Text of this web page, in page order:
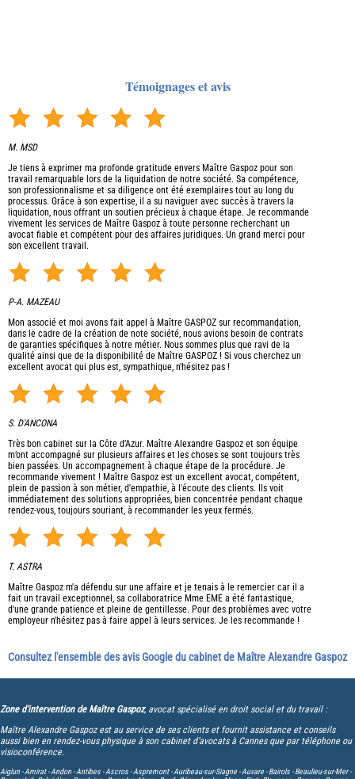
Témoignages et avis
M. MSD
Je tiens à exprimer ma profonde gratitude envers Maître Gaspoz pour son
travail remarquable lors de la liquidation de notre société. Sa compétence,
son professionnalisme et sa diligence ont été exemplaires tout au long du
processus. Grâce à son expertise, il a su naviguer avec succès à travers la
liquidation, nous offrant un soutien précieux à chaque étape. Je recommande
vivement les services de Maître Gaspoz à toute personne recherchant un
avocat fiable et compétent pour des affaires juridiques. Un grand merci pour
son excellent travail.
P-A. MAZEAU
Mon associé et moi avons fait appel à Maître GASPOZ sur recommandation,
dans le cadre de la création de note société, nous avions besoin de contrats
de garanties spécifiques à notre métier. Nous sommes plus que ravi de la
qualité ainsi que de la disponibilité de Maître GASPOZ ! Si vous cherchez un
excellent avocat qui plus est, sympathique, n'hésitez pas !
S. D'ANCONA
Très bon cabinet sur la Côte d’Azur. Maître Alexandre Gaspoz et son équipe
m’ont accompagné sur plusieurs affaires et les choses se sont toujours très
bien passées. Un accompagnement à chaque étape de la procédure. Je
recommande vivement ! Maître Gaspoz est un excellent avocat, compétent,
plein de passion à son métier, d'empathie, à l'écoute des clients. Ils voit
immédiatement des solutions appropriées, bien concentrée pendant chaque
rendez-vous, toujours souriant, à recommander les yeux fermés.
T. ASTRA
Maître Gaspoz m'a défendu sur une affaire et je tenais à le remercier car il a
fait un travail exceptionnel, sa collaboratrice Mme EME a été fantastique,
d'une grande patience et pleine de gentillesse. Pour des problèmes avec votre
employeur n'hésitez pas à faire appel à leurs services. Je les recommande !
Consultez l'ensemble des avis Google du cabinet de Maître Alexandre Gaspoz
Zone d’intervention de Maître Gaspoz, avocat spécialisé en droit social et du travail :
Maître Alexandre Gaspoz est au service de ses clients et fournit assistance et conseils
aussi bien en rendez-vous physique à son cabinet d’avocats à Cannes que par téléphone ou
visioconférence.
Aiglun -Amirat -Andon -Antibes -Ascros -Aspremont -Auribeau-sur-Siagne -Auvare -Bairols -Beaulieu-sur-Mer -